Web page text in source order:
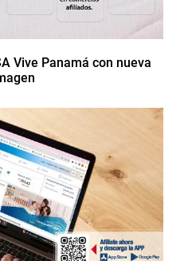
Vive Panamá con nueva